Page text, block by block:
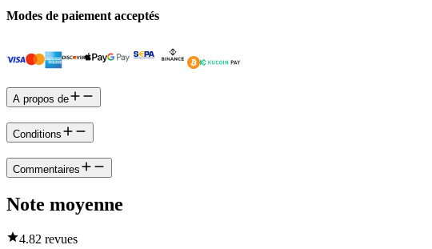
Modes de paiement acceptés
A propos de
Conditions
Commentaires
Note moyenne
4.82 revues